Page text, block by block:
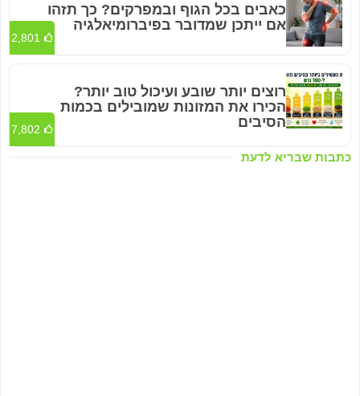
כתבות שבריא לדעת
כאבים בכל הגוף ובמפרקים? כך תזהו
אם ייתכן שמדובר בפיברומיאלגיה
2,801
רוצים יותר שובע ועיכול טוב יותר?
הכירו את המזונות שמובילים בכמות
הסיבים
7,802